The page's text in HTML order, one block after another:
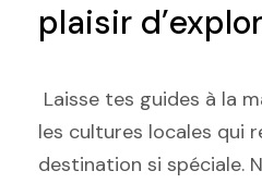
plaisir
Laisse tes guides à la
les cultures locales qui
destination si spéciale.